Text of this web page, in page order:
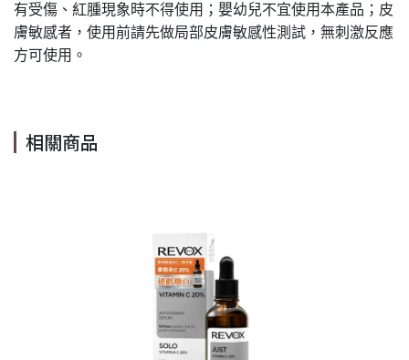
有受傷、紅腫現象時不得使用；嬰幼兒不宜使用本產品；皮
膚敏感者，使用前請先做局部皮膚敏感性測試，無刺激反應
方可使用。
相關商品